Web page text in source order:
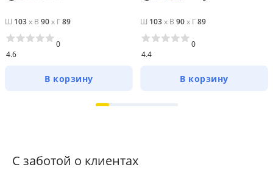
Ш 103x В 90x Г89
4.6
0
В корзину
Ш 103x В 90x Г89
4.4
0
В корзину
С заботой о клиентах